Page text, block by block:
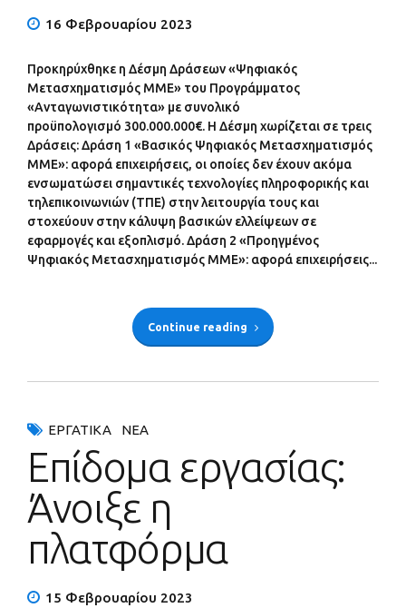
16 Φεβρουαρίου 2023
Προκηρύχθηκε η Δέσμη Δράσεων «Ψηφιακός
Μετασχηματισμός ΜΜΕ» του Προγράμματος
«Ανταγωνιστικότητα» με συνολικό
προϋπολογισμό 300.000.000€. Η Δέσμη χωρίζεται σε τρεις
Δράσεις: Δράση 1 «Βασικός Ψηφιακός Μετασχηματισμός
ΜΜΕ»: αφορά επιχειρήσεις, οι οποίες δεν έχουν ακόμα
ενσωματώσει σημαντικές τεχνολογίες πληροφορικής και
τηλεπικοινωνιών (ΤΠΕ) στην λειτουργία τους και
στοχεύουν στην κάλυψη βασικών ελλείψεων σε
εφαρμογές και εξοπλισμό. Δράση 2 «Προηγμένος
Ψηφιακός Μετασχηματισμός ΜΜΕ»: αφορά επιχειρήσεις...
Continue reading
ΕΡΓΑΤΙΚΆ ΝΈΑ
Επίδομα εργασίας:
Άνοιξε η
πλατφόρμα
15 Φεβρουαρίου 2023